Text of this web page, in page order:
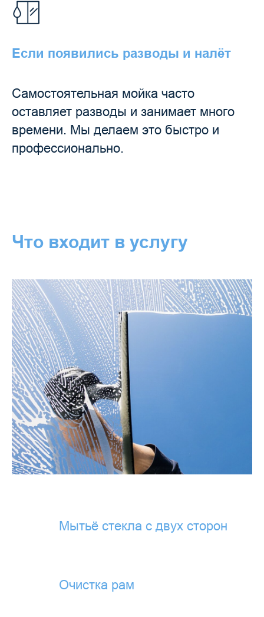
Если появились разводы и налёт
Самостоятельная мойка часто
оставляет разводы и занимает много
времени. Мы делаем это быстро и
профессионально.
Что входит в услугу
Мытьё стекла с двух сторон
Очистка рам